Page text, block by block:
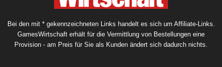
Bei den mit * gekennzeichneten Links handelt es sich um Affiliate-Links.
GamesWirtschaft erhält für die Vermittlung von Bestellungen eine
Provision - am Preis für Sie als Kunden ändert sich dadurch nichts.